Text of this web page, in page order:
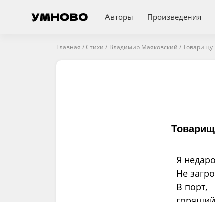
Авторы Произведения
Главная /Стихи / Владимир Маяковский /Товарищу
Я
Не
В порт,